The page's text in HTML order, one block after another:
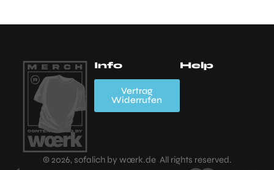
Info
Mein Account
Zahlungsarten
Versand,
Kauf
Vertrag
Widerrufen
Help
© 2026, sofalich by wœrk.de All rights reserved.